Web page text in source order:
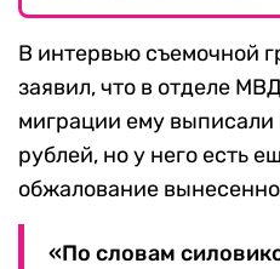
В интервью съемочной
заявил, что в отделе
миграции ему
рублей, но у него есть
обжалование
«По словам